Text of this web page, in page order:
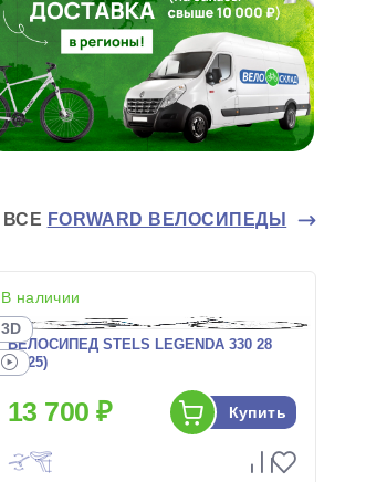
ВСЕ FORWARD ВЕЛОСИПЕДЫ
В наличии
3D
ВЕЛОСИПЕД STELS LEGENDA 330 28
(2025)
13 700 ₽ Купить